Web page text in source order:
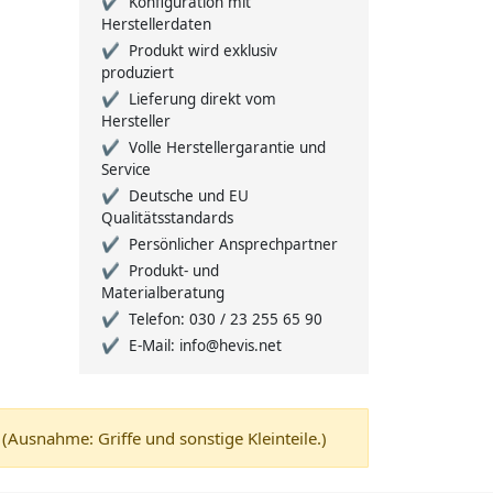
Herstellerdaten
Produkt wird exklusiv
produziert
Lieferung direkt vom
Hersteller
Volle Herstellergarantie und
Service
Deutsche und EU
Qualitätsstandards
Persönlicher Ansprechpartner
Produkt- und
Materialberatung
Telefon: 030 / 23 255 65 90
E-Mail: info@hevis.net
Griffe und sonstige Kleinteile.)